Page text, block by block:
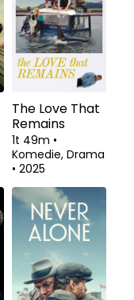
The Love That
Remains
1t 49m •
Komedie, Drama
• 2025